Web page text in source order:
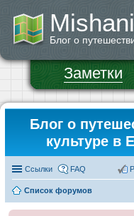
Блог о
Заметки
Блог о
культуре в
Ссылки FAQ
Список форумов